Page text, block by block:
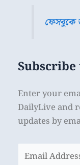
Enter your
DailyLive and
updates by